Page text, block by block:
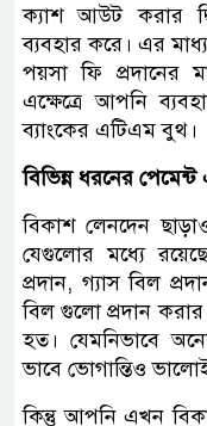
ক্যাশ আউট করার
ব্যবহার করে। এর
পয়সা ফি প্রদানের
এক্ষেত্রে আপনি
ব্যাংকের এটিএম বুথ।
বিভিন্ন ধরনের
বিকাশ লেনদেন
যেগুলোর মধ্যে
প্রদান, গ্যাস বিল
বিল গুলো প্রদান
হত। যেমনিভাবে
ভাবে ভোগান্তিও
কিন্তু আপনি এখন